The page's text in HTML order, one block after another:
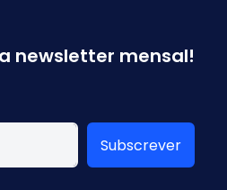
newsletter mensal!
Subscrever